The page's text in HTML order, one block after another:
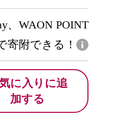
、WAON POINT
寄附できる！
に入りに追
加する